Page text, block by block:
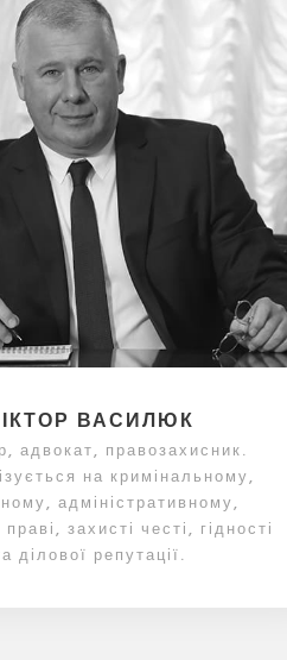
ВАСИЛЮК
адвокат, правозахисник.
на кримінальному,
адміністративному,
захисті честі, гідності
ділової репутації.